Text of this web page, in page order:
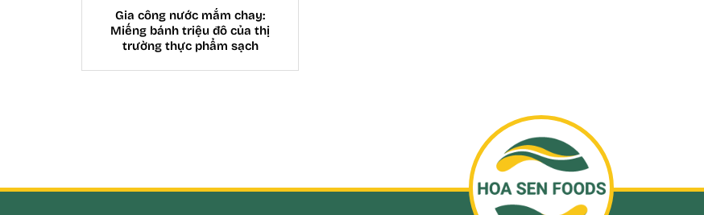
Gia công nước mắm chay:
Miếng bánh triệu đô của thị
trường thực phẩm sạch